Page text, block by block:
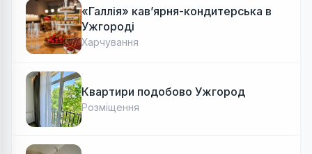
«Галлія» кав’ярня-кондитерська в
Ужгороді
Харчування
Квартири подобово Ужгород
Розміщення